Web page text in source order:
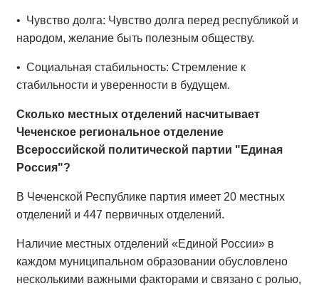
• Чувство долга: Чувство долга перед республикой и
народом, желание быть полезным обществу.
• Социальная стабильность: Стремление к
стабильности и уверенности в будущем.
Сколько местных отделений насчитывает
Чеченское региональное отделение
Всероссийской политической партии "Единая
Россия"?
В Чеченской Республике партия имеет 20 местных
отделений и 447 первичных отделений.
Наличие местных отделений «Единой России» в
каждом муниципальном образовании обусловлено
несколькими важными факторами и связано с ролью,